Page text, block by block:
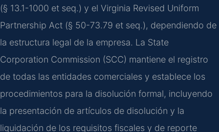
(§ 13.1-1000 et seq.) y el Virginia Revised Uniform
Partnership Act (§ 50-73.79 et seq.), dependiendo de
la estructura legal de la empresa. La State
Corporation Commission (SCC) mantiene el registro
de todas las entidades comerciales y establece los
procedimientos para la disolución formal, incluyendo
la presentación de artículos de disolución y la
liquidación de los requisitos fiscales y de reporte